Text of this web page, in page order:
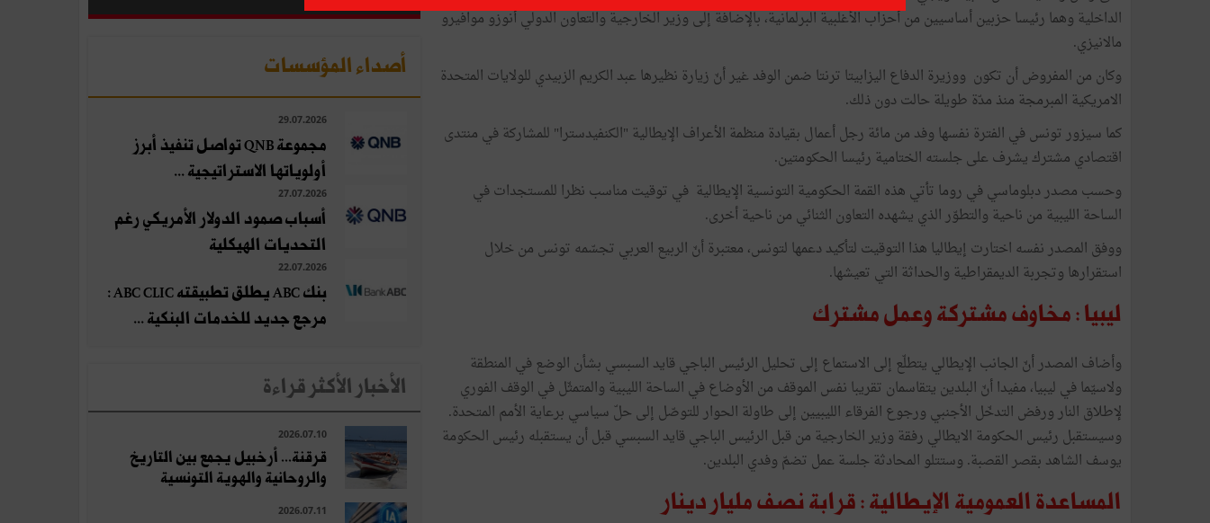
الداخلية وهما رئيسا حزبين أساسيين من أحزاب الأغلبية البرلمانية، بالإضافة إلى وزير الخارجية والتعاون الدولي أنوزو موافيرو
مالانيزي.
وكان من المفروض أن تكون ووزيرة الدفاع اليزابيتا ترنتا ضمن الوفد غير أنّ زيارة نظيرها عبد الكريم الزبيدي للولايات المتحدة
الامريكية المبرمجة منذ مدّة طويلة حالت دون ذلك.
كما سيزور تونس في الفترة نفسها وفد من مائة رجل أعمال بقيادة منظمة الأعراف الإيطالية "الكنفيدسترا" للمشاركة في منتدى
اقتصادي مشترك يشرف على جلسته الختامية رئيسا الحكومتين.
وحسب مصدر دبلوماسي في روما تأتي هذه القمة الحكومية التونسية الإيطالية في توقيت مناسب نظرا للمستجدات في
الساحة الليبية من ناحية والتطوّر الذي يشهده التعاون الثنائي من ناحية أخرى.
ووفق المصدر نفسه اختارت إيطاليا هذا التوقيت لتأكيد دعمها لتونس، معتبرة أنّ الربيع العربي تجسّمه تونس من خلال
استقرارها وتجربة الديمقراطية والحداثة التي تعيشها.
ليبيا : مخاوف مشتركة وعمل مشترك
وأضاف المصدر أنّ الجانب الإيطالي يتطلّع إلى الاستماع إلى تحليل الرئيس الباجي قايد السبسي بشأن الوضع في المنطقة
ولاسيّما في ليبيا، مفيدا أنّ البلدين يتقاسمان تقريبا نفس الموقف من الأوضاع في الساحة الليبية والمتمثّل في الوقف الفوري
لإطلاق النار ورفض التدخّل الأجنبي ورجوع الفرقاء الليبيين إلى طاولة الحوار للتوصّل إلى حلّ سياسي برعاية الأمم المتحدة.
وسيستقبل رئيس الحكومة الايطالي رفقة وزير الخارجية من قبل الرئيس الباجي قايد السبسي قبل أن يستقبله رئيس الحكومة
يوسف الشاهد بقصر القصبة. وستتلو المحادثة جلسة عمل تضمّ وفدي البلدين.
المساعدة العمومية الإيطالية : قرابة نصف مليار دينار
أصداء المؤسسات
29.07.2026
مجموعة QNB تواصل تنفيذ أبرز
أولوياتها الاستراتيجية ...
27.07.2026
أسباب صمود الدولار الأمريكي رغم
التحديات الهيكلية
22.07.2026
بنك ABC يطلق تطبيقته ABC CLIC :
مرجع جديد للخدمات البنكية ...
الأخبار الأكثر قراءة
2026.07.10
قرقنة... أرخبيل يجمع بين التاريخ
والروحانية والهوية التونسية
2026.07.11